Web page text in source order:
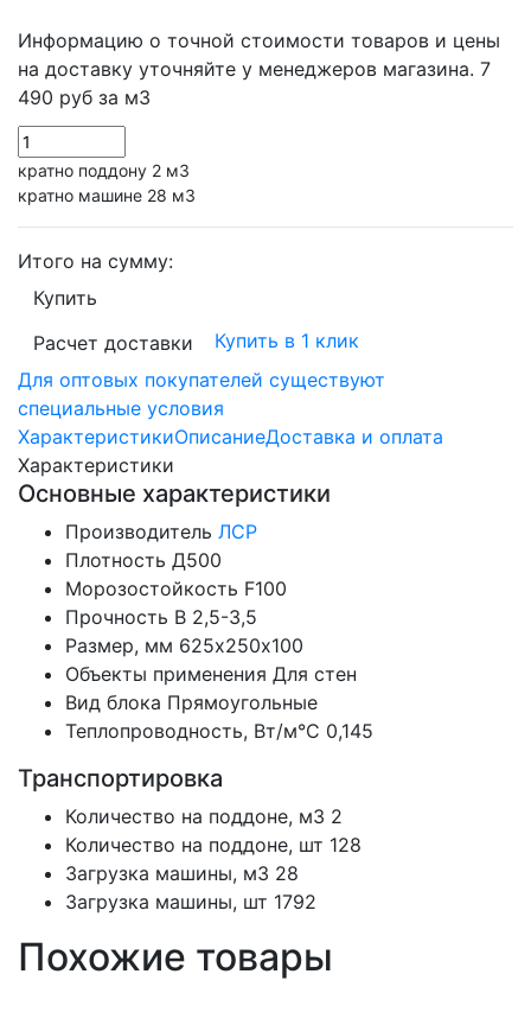
Информацию о точной стоимости товаров и цены
на доставку уточняйте у менеджеров магазина. 7
490 руб за м3
кратно поддону 2 м3
кратно машине 28 м3
Итого на сумму:
Купить
Расчет доставки
Купить в 1 клик
Для оптовых покупателей существуют
специальные условия
ХарактеристикиОписаниеДоставка и оплата
Характеристики
Основные характеристики
Производитель ЛСР
Плотность Д500
Морозостойкость F100
Прочность B 2,5-3,5
Размер, мм 625х250х100
Объекты применения Для стен
Вид блока Прямоугольные
Теплопроводность, Вт/м°С 0,145
Транспортировка
Количество на поддоне, м3 2
Количество на поддоне, шт 128
Загрузка машины, м3 28
Загрузка машины, шт 1792
Похожие товары